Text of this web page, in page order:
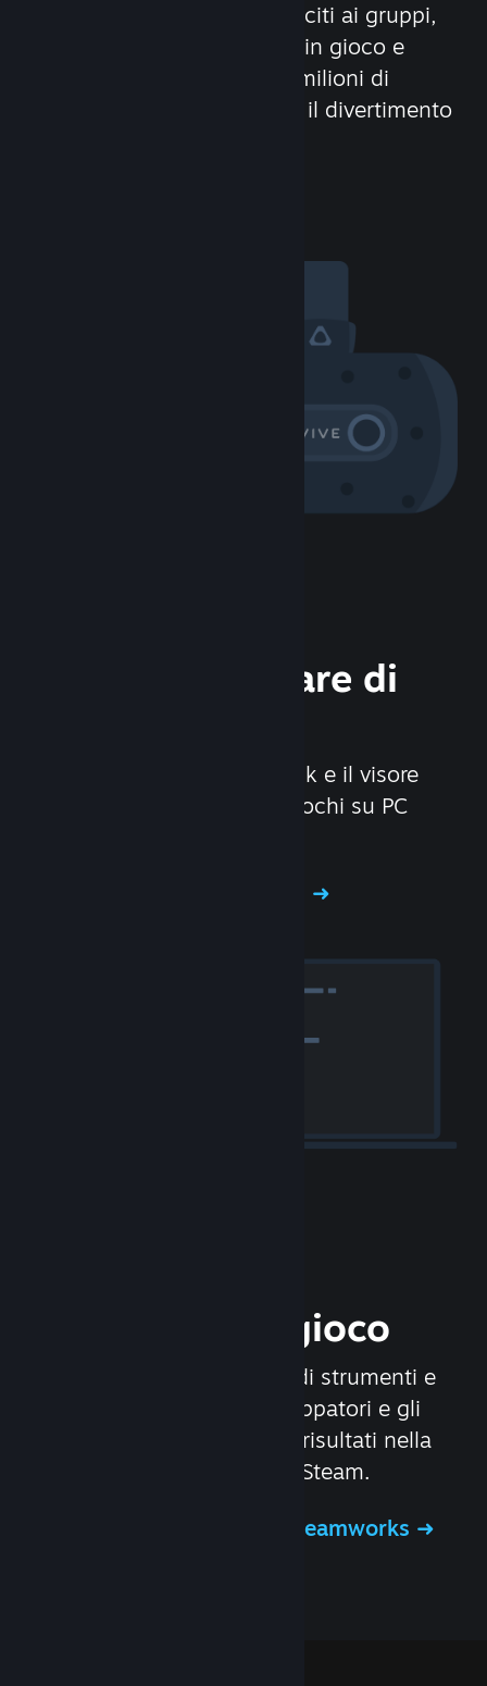
Stringi nuove amicizie, unisciti ai gruppi,
forma dei clan, usa la chat in gioco e
molto altro! Con oltre 100 milioni di
potenziali amici (o nemici), il divertimento
Scopri l'hardware di
Abbiamo creato Steam Deck e il visore
Valve Index per rendere i giochi su PC
Rilascia il tuo gioco
Steamworks è un insieme di strumenti e
servizi che aiutano gli sviluppatori e gli
editori a ottenere i migliori risultati nella
distribuzione dei giochi su Steam.
Ulteriori informazioni su Steamworks